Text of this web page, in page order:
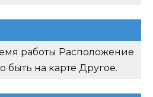
работы Расположение
быть на карте Другое.